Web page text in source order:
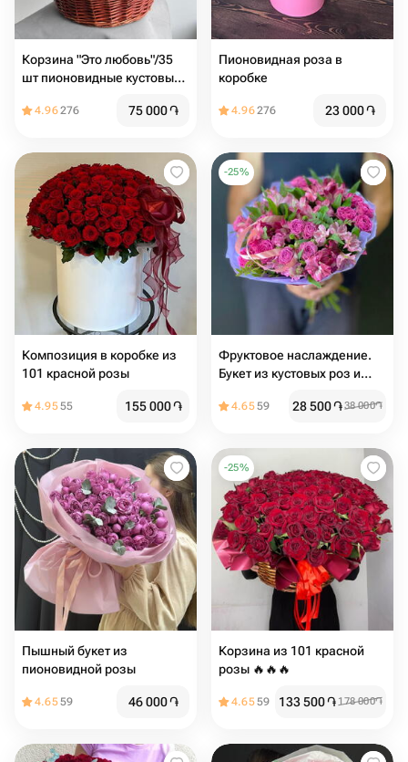
Корзина "Это любовь"/35
шт пионовидные кустовые
цветами/
4.96276 75 000֏
Пионовидная роза в
коробке
4.96276 23 000֏
Композиция в коробке из
101 красной розы
4.9555 155 000֏
-25%
Фруктовое наслаждение.
Букет из кустовых роз и
4.6559 28 500֏38 000֏
Пышный букет из
пионовидной розы
4.6559 46 000֏
-25%
Корзина из 101 красной
розы 🔥🔥🔥
4.6559 133 500֏ 178 000֏